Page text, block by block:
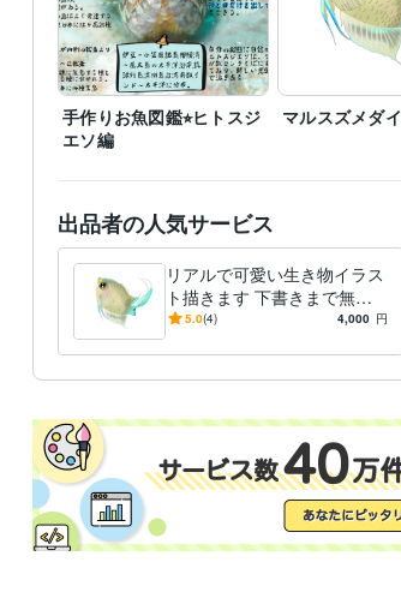
手作りお魚図鑑⭐︎ヒトスジ
エソ編
マルスズメダイ
出品者の人気サービス
リアルで可愛い生き物イラス
ト描きます 下書きまで無料⭐︎
イメージにご納得いただいて
5.0(4) 4,000 円